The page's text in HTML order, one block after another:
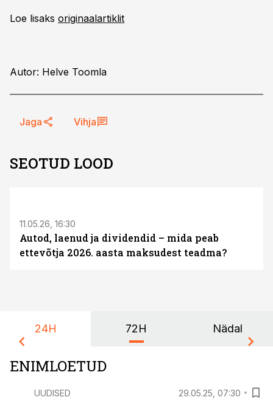
Loe lisaks originaalartiklit
Autor: Helve Toomla
Jaga Vihja
SEOTUD LOOD
11.05.26, 16:30
Autod, laenud ja dividendid – mida peab
ettevõtja 2026. aasta maksudest teadma?
24H 72H Nädal
ENIMLOETUD
UUDISED 29.05.25, 07:30